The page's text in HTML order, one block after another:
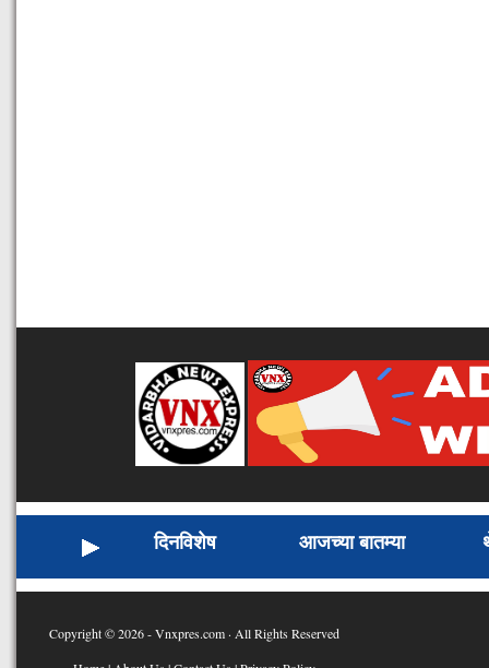
दिनविशेष आजच्या बातम्या
Copyright © 2026 - Vnxpres.com · All Rights Reserved